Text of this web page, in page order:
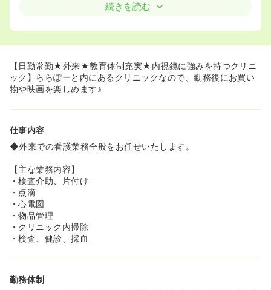
挙げたい方にはオススメです！
≪日勤のみ★曜日や時間帯等の相談に乗っていただけます
することができます！また職員同士で働きやすいような環
境づくりに努めており、祝日休みを増やしたり、年間スケ
ジュールが事前にわかる等、様々な工夫をしています！
で、家庭と両立しながらの勤務も可能です！午前中のみの
続きを読む
【日勤常勤★外来★教育体制充実★内視鏡に強みを持つクリニ
ック】ららぽーと内にあるクリニックなので、勤務後にお買い
物や映画を楽しめます♪
仕事内容
◆外来での看護業務全般をお任せいたします。
【主な業務内容】
・検査介助、片付け
・点滴
・心電図
・物品管理
・クリニック内掃除
・検査、健診、採血
勤務体制